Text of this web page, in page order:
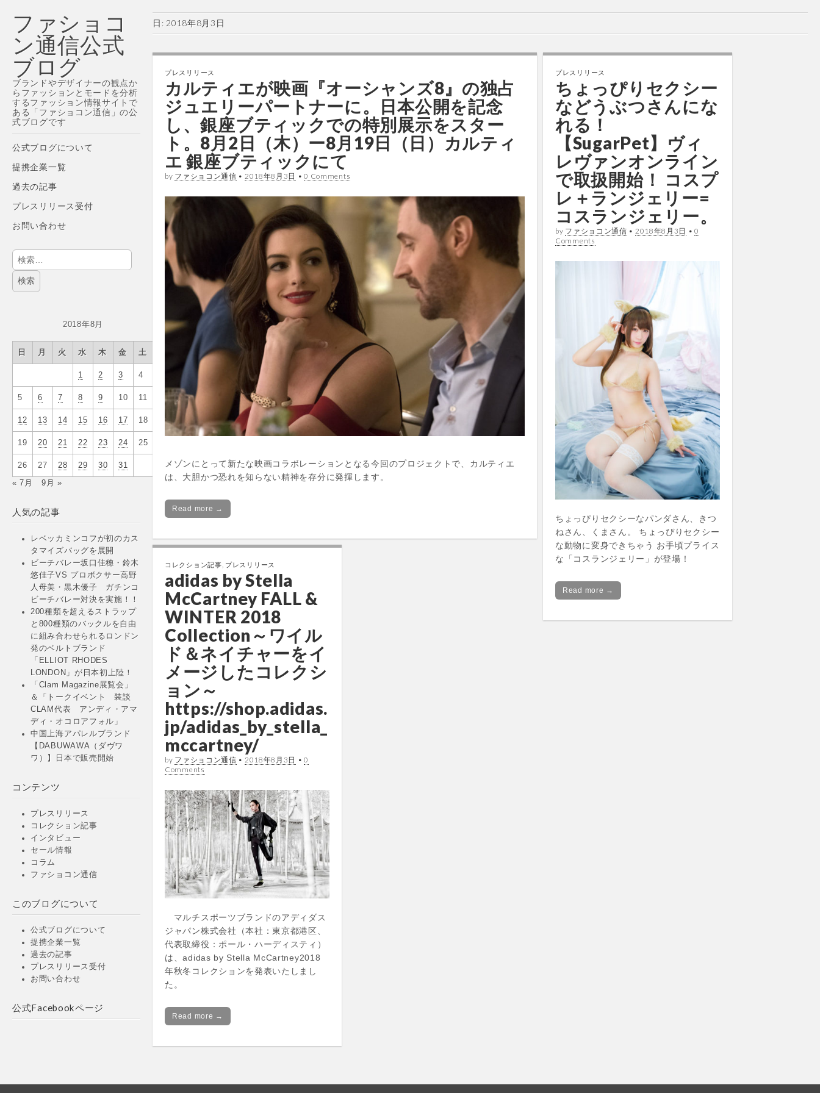
ファショコ
ン通信公式
ブログ
ブランドやデザイナーの観点か
らファッションとモードを分析
するファッション情報サイトで
ある「ファショコン通信」の公
式ブログです
Main
menu
Skip
content
公式ブログについて
提携企業一覧
過去の記事
プレスリリース受付
お問い合わせ
検
索:
2018年8月
日 月 火 水 木 金 土
1 2 3 4
5 6 7 8 9 10 11
12 13 14 15 16 17 18
19 20 21 22 23 24 25
26 27 28 29 30 31
« 7月 9月 »
人気の記事
レベッカミンコフが初のカス
タマイズバッグを展開
ビーチバレー坂口佳穗・鈴木
悠佳子VS プロボクサー高野
人母美・黒木優子 ガチンコ
ビーチバレー対決を実施！！
200種類を超えるストラップ
と800種類のバックルを自由
に組み合わせられるロンドン
発のベルトブランド
「ELLIOT RHODES
LONDON」が日本初上陸！
「Clam Magazine展覧会」
＆「トークイベント 装談
CLAM代表 アンディ・アマ
ディ・オコロアフォル」
中国上海アパレルブランド
【DABUWAWA（ダヴワ
ワ）】日本で販売開始
コンテンツ
プレスリリース
コレクション記事
インタビュー
セール情報
コラム
ファショコン通信
このブログについて
公式ブログについて
提携企業一覧
過去の記事
プレスリリース受付
お問い合わせ
公式Facebookページ
日: 2018年8月3日
プレスリリース
カルティエが映画『オーシャンズ8』の独占
ジュエリーパートナーに。⽇本公開を記念
し、銀座ブティックでの特別展⽰をスター
ト。8月2日（木）ー8月19日（日）カルティ
エ 銀座ブティックにて
by ファショコン通信 • 2018年8月3日 •0 Comments
メゾンにとって新たな映画コラボレーションとなる今回のプロジェクトで、カルティエ
は、⼤胆かつ恐れを知らない精神を存分に発揮します。
Read more →
プレスリリース
ちょっぴりセクシー
などうぶつさんにな
れる！
【SugarPet】ヴィ
レヴァンオンライン
で取扱開始！ コスプ
レ＋ランジェリー=
コスランジェリー。
by ファショコン通信 • 2018年8月3日 •0
Comments
ちょっぴりセクシーなパンダさん、きつ
ねさん、くまさん。 ちょっぴりセクシー
な動物に変身できちゃう お手頃プライス
な「コスランジェリー」が登場！
Read more →
コレクション記事 プレスリリース
adidas by Stella
McCartney FALL &
WINTER 2018
Collection～ワイル
ド＆ネイチャーをイ
メージしたコレクシ
ョン～
https://shop.adidas.
jp/adidas_by_stella_
mccartney/
by ファショコン通信 • 2018年8月3日 •0
Comments
マルチスポーツブランドのアディダス
ジャパン株式会社（本社：東京都港区、
代表取締役：ポール・ハーディスティ）
は、adidas by Stella McCartney2018
年秋冬コレクションを発表いたしまし
た。
Read more →